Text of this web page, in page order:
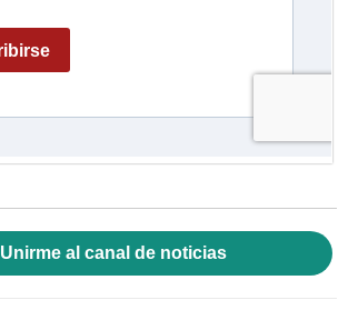
Unirme al canal de noticias